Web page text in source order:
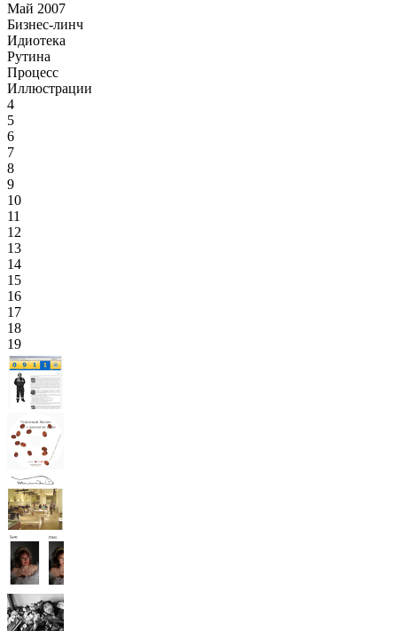
Май 2007
Бизнес-линч
Идиотека
Рутина
Процесс
Иллюстрации
4
5
6
7
8
9
10
11
12
13
14
15
16
17
18
19